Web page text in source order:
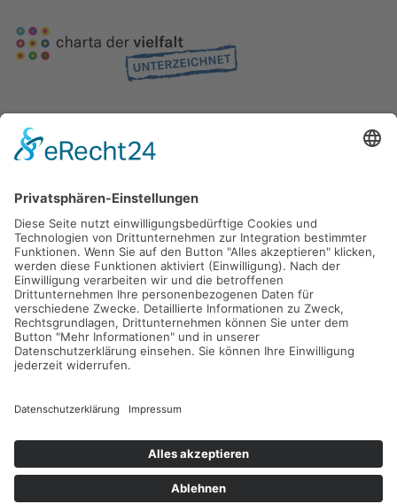
Gefördert durch die
Freie und Hansestadt Hamburg
SUCHT.HAMBURG gGmbH
Datenschutz Impressum Sitemap